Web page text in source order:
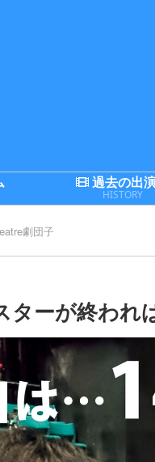
過去の出
HISTORY
劇団子
ターが終われ